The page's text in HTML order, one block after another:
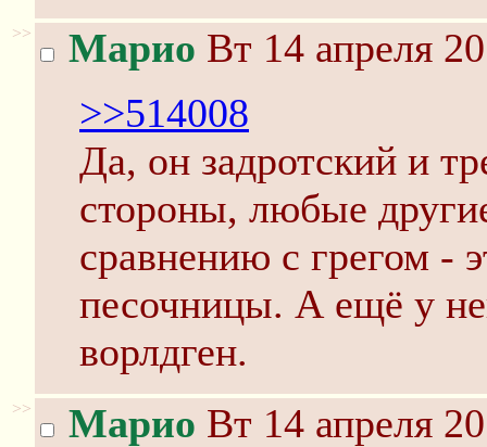
>> Марио Вт 14 апреля
>>514008
Да, он задротский и
стороны, любые
сравнению с грегом -
песочницы. А ещё у
ворлдген.
>> Марио Вт 14 апреля